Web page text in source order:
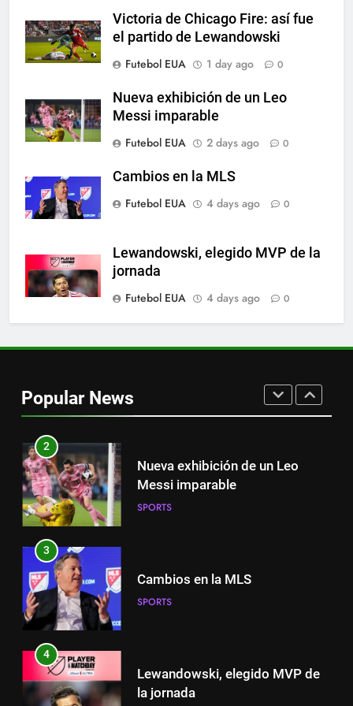
Victoria de Chicago Fire: así fue
el partido de Lewandowski
Futebol EUA
1 day ago 0
Nueva exhibición de un Leo
Messi imparable
Futebol EUA
2 days ago 0
Cambios en la MLS
Futebol EUA
4 days ago 0
Lewandowski, elegido MVP de la
jornada
Futebol EUA
4 days ago 0
Popular News
6
é conhecida
SPORTS
7
Exibição: duas assistências de
Leo Messi e hat-trick de Luis
SPORTS
Austin dispensa sua equipe
espanhola
SPORTS
el partido de Lewandowski
2
Nueva exhibición de un Leo
Messi imparable
SPORTS
3
Cambios en la MLS
SPORTS
4
Lewandowski, elegido MVP de
la jornada